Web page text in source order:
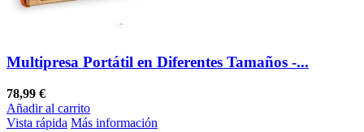
Multipresa Portátil en Diferentes Tamaños -...
78,99 €
Añadir al carrito
Vista rápida Más información